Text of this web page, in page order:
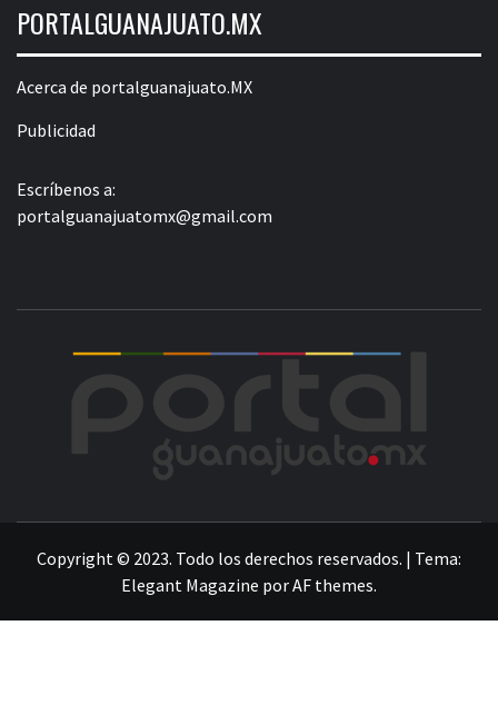
PORTALGUANAJUATO.MX
Acerca de portalguanajuato.MX
Publicidad
Escríbenos a:
portalguanajuatomx@gmail.com
Copyright © 2023. Todo los derechos reservados. | Tema:
Elegant Magazine porAF themes.